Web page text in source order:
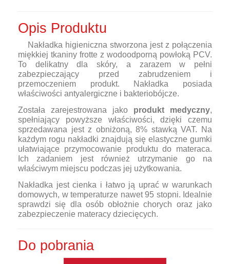
Opis Produktu
Nakładka higieniczna stworzona jest z połączenia
miękkiej tkaniny frotte z wodoodporną powłoką PCV.
To delikatny dla skóry, a zarazem w pełni
zabezpieczający przed zabrudzeniem i
przemoczeniem produkt. Nakładka posiada
właściwości antyalergiczne i bakteriobójcze.
Została zarejestrowana jako produkt medyczny,
spełniający powyższe właściwości, dzięki czemu
sprzedawana jest z obniżoną, 8% stawką VAT. Na
każdym rogu nakładki znajdują się elastyczne gumki
ułatwiające przymocowanie produktu do materaca.
Ich zadaniem jest również utrzymanie go na
właściwym miejscu podczas jej użytkowania.
Nakładka jest cienka i łatwo ją uprać w warunkach
domowych, w temperaturze nawet 95 stopni. Idealnie
sprawdzi się dla osób obłożnie chorych oraz jako
zabezpieczenie materacy dziecięcych.
Do pobrania